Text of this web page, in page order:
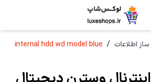
اطلاعات /
internal hdd wd model blue